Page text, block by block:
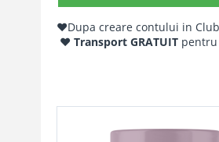
♥Dupa creare contului in
♥ Transport GRATUIT